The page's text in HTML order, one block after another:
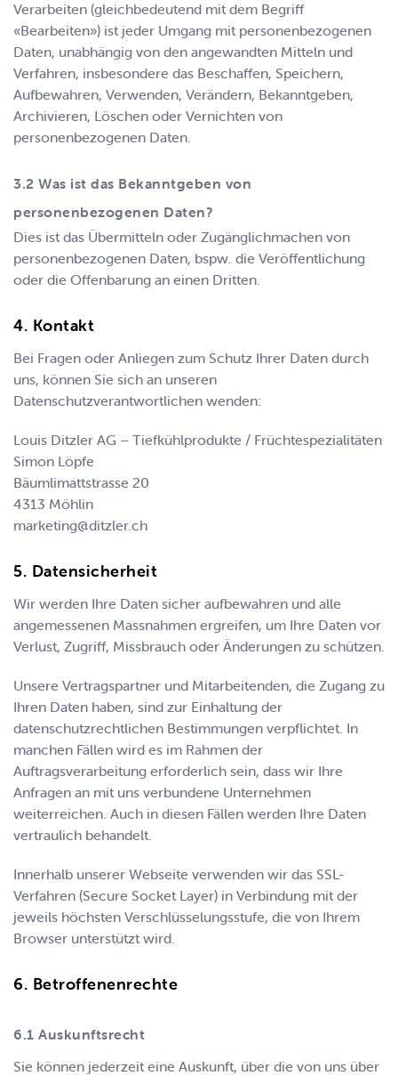
Verarbeiten (gleichbedeutend mit dem Begriff
«Bearbeiten») ist jeder Umgang mit personenbezogenen
Daten, unabhängig von den angewandten Mitteln und
Verfahren, insbesondere das Beschaffen, Speichern,
Aufbewahren, Verwenden, Verändern, Bekanntgeben,
Archivieren, Löschen oder Vernichten von
personenbezogenen Daten.
Was ist das Bekanntgeben von
personenbezogenen Daten?
Dies ist das Übermitteln oder Zugänglichmachen von
personenbezogenen Daten, bspw. die Veröffentlichung
oder die Offenbarung an einen Dritten.
Kontakt
Bei Fragen oder Anliegen zum Schutz Ihrer Daten durch
uns, können Sie sich an unseren
Datenschutzverantwortlichen wenden:
Louis Ditzler AG – Tiefkühlprodukte / Früchtespezialitäten
Simon Löpfe
Bäumlimattstrasse 20
4313 Möhlin
marketing@ditzler.ch
Datensicherheit
Wir werden Ihre Daten sicher aufbewahren und alle
angemessenen Massnahmen ergreifen, um Ihre Daten vor
Verlust, Zugriff, Missbrauch oder Änderungen zu schützen.
Unsere Vertragspartner und Mitarbeitenden, die Zugang zu
Ihren Daten haben, sind zur Einhaltung der
datenschutzrechtlichen Bestimmungen verpflichtet. In
manchen Fällen wird es im Rahmen der
Auftragsverarbeitung erforderlich sein, dass wir Ihre
Anfragen an mit uns verbundene Unternehmen
weiterreichen. Auch in diesen Fällen werden Ihre Daten
vertraulich behandelt.
Innerhalb unserer Webseite verwenden wir das SSL-
Verfahren (Secure Socket Layer) in Verbindung mit der
jeweils höchsten Verschlüsselungsstufe, die von Ihrem
Browser unterstützt wird.
Betroffenenrechte
Auskunftsrecht
Sie können jederzeit eine Auskunft, über die von uns über